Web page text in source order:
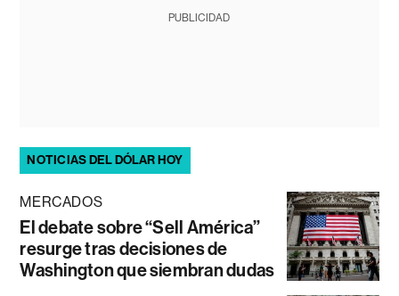
PUBLICIDAD
NOTICIAS DEL DÓLAR HOY
MERCADOS
El debate sobre “Sell América”
resurge tras decisiones de
Washington que siembran dudas